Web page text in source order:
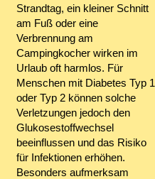
Strandtag, ein kleiner Schnitt
am Fuß oder eine
Verbrennung am
Campingkocher wirken im
Urlaub oft harmlos. Für
Menschen mit Diabetes Typ 1
oder Typ 2 können solche
Verletzungen jedoch den
Glukosestoffwechsel
beeinflussen und das Risiko
für Infektionen erhöhen.
Besonders aufmerksam